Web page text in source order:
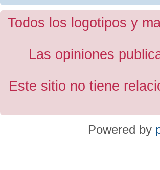
Todos los logotipos y
Las opiniones
Este sitio no tiene
Powered by